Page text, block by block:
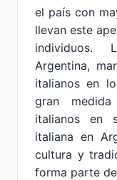
el país con
llevan este
individuos.
Argentina,
italianos en
gran
italianos en
italiana en
cultura y
forma parte